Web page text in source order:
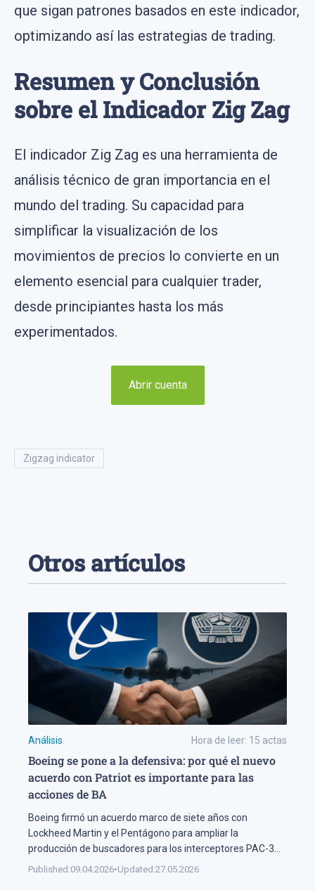
que sigan patrones basados en este indicador,
optimizando así las estrategias de trading.
Resumen y Conclusión
sobre el Indicador Zig Zag
El indicador Zig Zag es una herramienta de
análisis técnico de gran importancia en el
mundo del trading. Su capacidad para
simplificar la visualización de los
movimientos de precios lo convierte en un
elemento esencial para cualquier trader,
desde principiantes hasta los más
experimentados.
Abrir cuenta
zigzag indicator
Otros artículos
Análisis Hora de leer: 15 actas
Boeing se pone a la defensiva: por qué el nuevo
acuerdo con Patriot es importante para las
acciones de BA
Boeing firmó un acuerdo marco de siete años con
Lockheed Martin y el Pentágono para ampliar la
producción de buscadores para los interceptores PAC-3
MSE del sistema Patriot — los sistemas de guía críticos
Published:09.04.2026•Updated:27.05.2026